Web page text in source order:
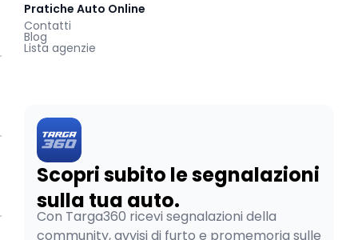
Pratiche Auto Online
Contatti
Blog
Lista agenzie
Scopri subito le segnalazioni
sulla tua auto.
Con Targa360 ricevi segnalazioni della
community, avvisi di furto e promemoria sulle